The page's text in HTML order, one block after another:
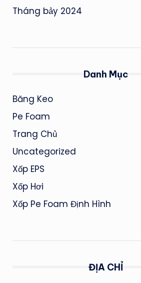
Tháng bảy 2024
Danh Mục
Băng Keo
Pe Foam
Trang Chủ
Uncategorized
Xốp EPS
Xốp Hơi
Xốp Pe Foam Định Hình
ĐỊA CHỈ